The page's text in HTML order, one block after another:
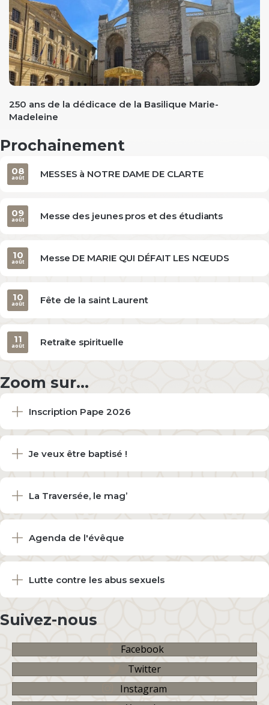
250 ans de la dédicace de la Basilique Marie-
Madeleine
Prochainement
MESSES à NOTRE DAME DE CLARTE
08
août
Messe des jeunes pros et des étudiants
09
août
Messe DE MARIE QUI DÉFAIT LES NŒUDS
10
août
Fête de la saint Laurent
10
août
Retraite spirituelle
11
août
Zoom sur...
Inscription Pape 2026
Je veux être baptisé !
La Traversée, le mag’
Agenda de l'évêque
Lutte contre les abus sexuels
Suivez-nous
Facebook
Twitter
Instagram